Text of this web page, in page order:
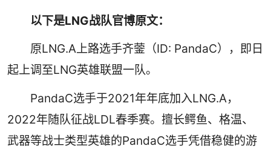
以下是LNG战队官博原文：
原LNG.A上路选手齐蓥（ID: PandaC），即日
起上调至LNG英雄联盟一队。
PandaC选手于2021年年底加入LNG.A，
2022年随队征战LDL春季赛。擅长鳄鱼、格温、
武器等战士类型英雄的PandaC选手凭借稳健的游